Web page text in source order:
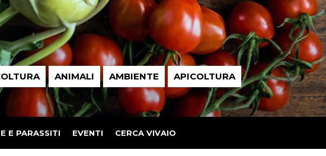
ANIMALI AMBIENTE APICOLTURA
E PARASSITI EVENTI CERCA VIVAIO